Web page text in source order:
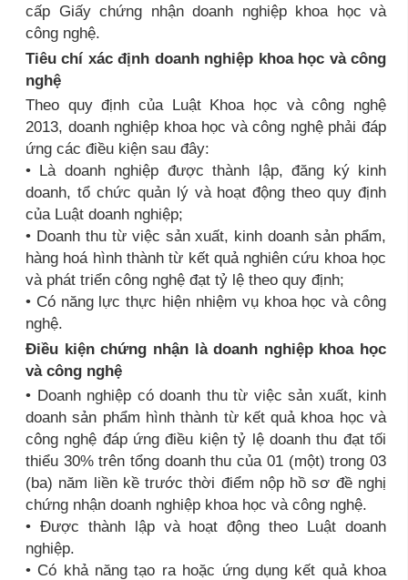
cấp Giấy chứng nhận doanh nghiệp khoa học và
công nghệ.
Tiêu chí xác định doanh nghiệp khoa học và công
nghệ
Theo quy định của Luật Khoa học và công nghệ
2013, doanh nghiệp khoa học và công nghệ phải đáp
ứng các điều kiện sau đây:
• Là doanh nghiệp được thành lập, đăng ký kinh
doanh, tổ chức quản lý và hoạt động theo quy định
của Luật doanh nghiệp;
• Doanh thu từ việc sản xuất, kinh doanh sản phẩm,
hàng hoá hình thành từ kết quả nghiên cứu khoa học
và phát triển công nghệ đạt tỷ lệ theo quy định;
• Có năng lực thực hiện nhiệm vụ khoa học và công
nghệ.
Điều kiện chứng nhận là doanh nghiệp khoa học
và công nghệ
• Doanh nghiệp có doanh thu từ việc sản xuất, kinh
doanh sản phẩm hình thành từ kết quả khoa học và
công nghệ đáp ứng điều kiện tỷ lệ doanh thu đạt tối
thiểu 30% trên tổng doanh thu của 01 (một) trong 03
(ba) năm liền kề trước thời điểm nộp hồ sơ đề nghị
chứng nhận doanh nghiệp khoa học và công nghệ.
• Được thành lập và hoạt động theo Luật doanh
nghiệp.
• Có khả năng tạo ra hoặc ứng dụng kết quả khoa